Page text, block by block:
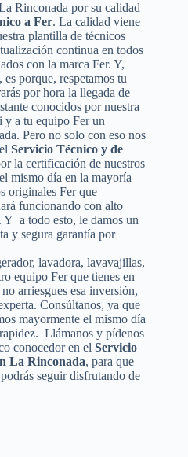
Rinconada por su calidad
a Fer. La calidad viene
plantilla de técnicos
continua en todos
con la marca Fer. Y,
porque, respetamos tu
por hora la llegada de
conocidos por nuestra
y a tu equipo Fer un
Pero no solo con eso nos
Servicio Técnico y de
la certificación de nuestros
mismo día en la mayoría
originales Fer que
funcionando con alto
a todo esto, le damos un
y segura garantía por
lavadora, lavavajillas,
equipo Fer que tienes en
arriesgues esa inversión,
Consúltanos, ya que
mayormente el mismo día
Llámanos y pídenos
conocedor en el Servicio
La Rinconada, para que
seguir disfrutando de